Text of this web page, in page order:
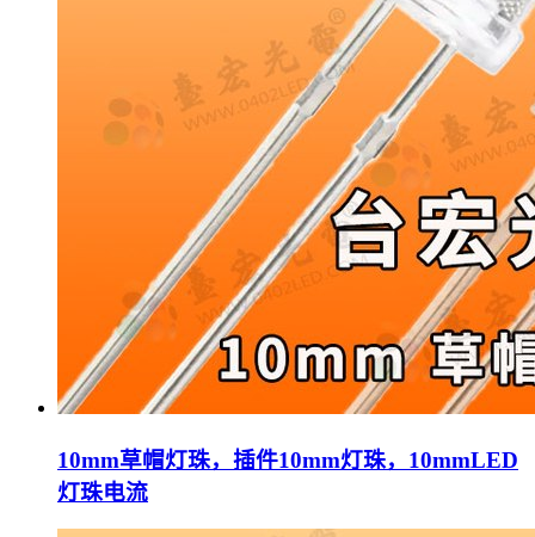
10mm草帽灯珠，插件10mm灯珠，10mmLED
灯珠电流